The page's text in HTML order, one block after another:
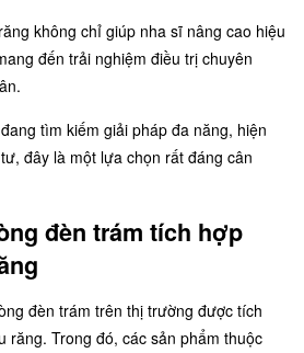
không chỉ giúp nha sĩ nâng cao hiệu
đến trải nghiệm điều trị chuyên
tìm kiếm giải pháp đa năng, hiện
đây là một lựa chọn rất đáng cân
đèn trám tích hợp
đèn trám trên thị trường được tích
răng. Trong đó, các sản phẩm thuộc